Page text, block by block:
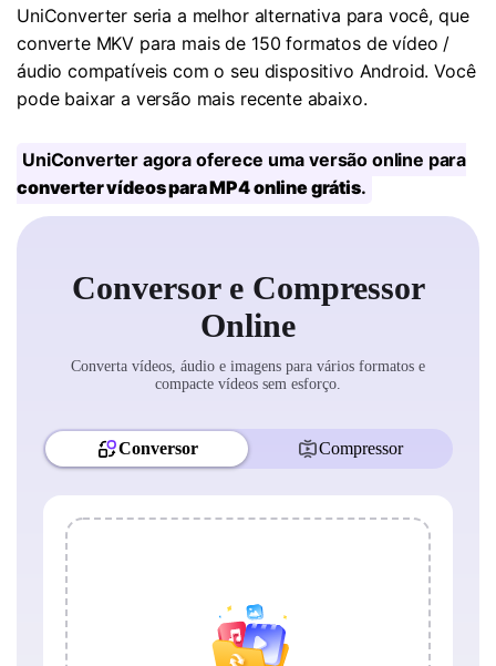
UniConverter seria a melhor alternativa para você, que
converte MKV para mais de 150 formatos de vídeo /
áudio compatíveis com o seu dispositivo Android. Você
pode baixar a versão mais recente abaixo.
UniConverter agora oferece uma versão online para
converter vídeos para MP4 online grátis.